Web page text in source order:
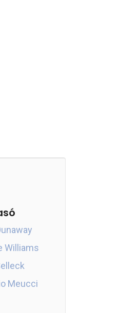
Williams
Meucci